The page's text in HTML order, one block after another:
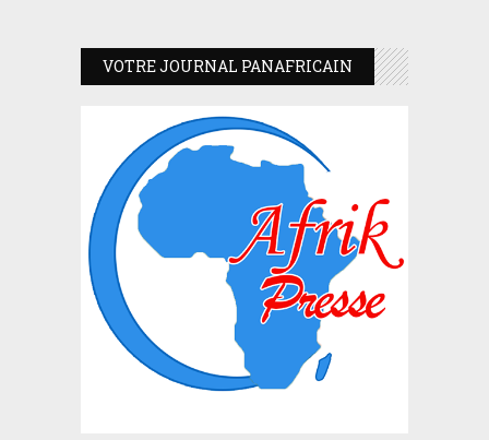
VOTRE JOURNAL PANAFRICAIN